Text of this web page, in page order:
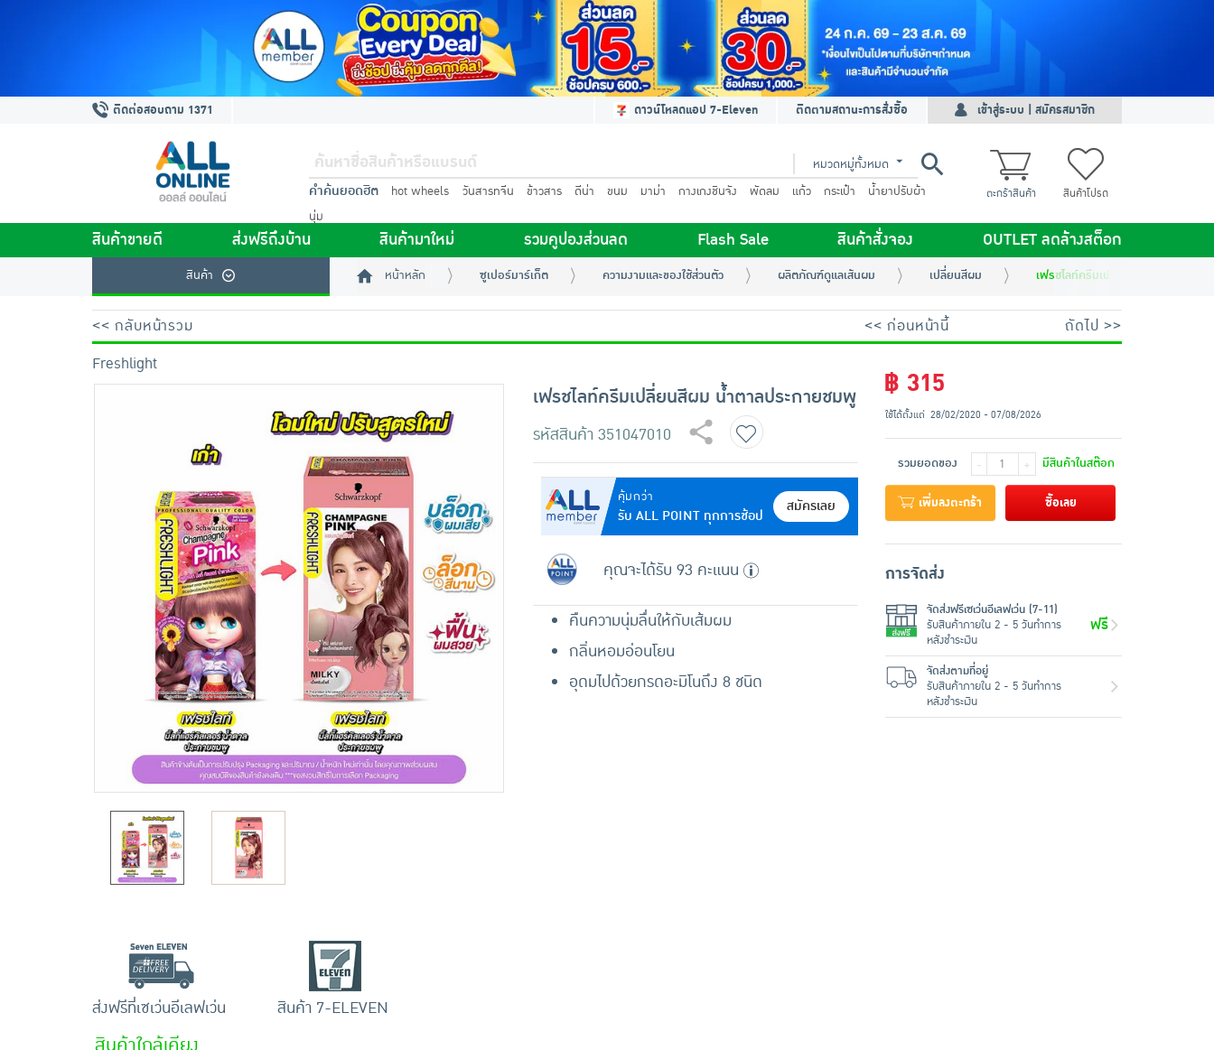
ติดต่อสอบถาม 1371 ดาวน์โหลดแอป 7-Eleven ติดตามสถานะการสั่งซื้อ เข้าสู่ระบบ | สมัครสมาชิก
หมวดหมู่ทั้งหมด
คำค้นยอดฮิต hot wheels วันสารทจีน ข้าวสาร ดีน่า ขนม มาม่า กางเกงชินจัง พัดลม แก้ว กระเป๋า
น้ำยาปรับผ้า
นุ่ม
ตะกร้าสินค้า สินค้าโปรด
สินค้าขายดี ส่งฟรีถึงบ้าน สินค้ามาใหม่ รวมคูปองส่วนลด Flash Sale สินค้าสั่งจอง OUTLET ลดล้างสต็อก
สินค้า หน้าหลัก ซูเปอร์มาร์เก็ต ความงามและของใช้ส่วนตัว ผลิตภัณฑ์ดูแลเส้นผม เปลี่ยนสีผม เฟรชไลท์ครีมเปลี่ยนสีผม น้ำตาลประ
<< กลับหน้ารวม << ก่อนหน้านี้
ถัดไป >>
Freshlight
เฟรชไลท์ครีมเปลี่ยนสีผม น้ำตาลประกายชมพู
รหัสสินค้า 351047010
คุ้มกว่า
รับ ALL POINT ทุกการช้อป
สมัครเลย
คุณจะได้รับ 93 คะแนน
คืนความนุ่มลื่นให้กับเส้มผม
กลิ่นหอมอ่อนโยน
อุดมไปด้วยกรดอะมิโนถึง 8 ชนิด
฿ 315
ใช้ได้ตั้งแต่ 28/02/2020 - 07/08/2026
รวมยอดของ - + มีสินค้าในสต๊อก
เพิ่มลงตะกร้า ซื้อเลย
การจัดส่ง
จัดส่งฟรีเซเว่นอีเลฟเว่น (7-11)
รับสินค้าภายใน 2 - 5 วันทำการ
หลังชำระเงิน
ฟรี
จัดส่งตามที่อยู่
รับสินค้าภายใน 2 - 5 วันทำการ
หลังชำระเงิน
ส่งฟรีที่เซเว่นอีเลฟเว่น สินค้า 7-ELEVEN